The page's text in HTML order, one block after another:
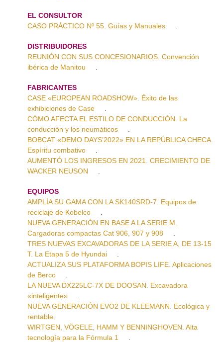
EL CONSULTOR
CASO PRÁCTICO Nº 55. Guías y Manuales
DISTRIBUIDORES
REUNIÓN CON SUS CONCESIONARIOS. Convención
ibérica de Manitou
FABRICANTES
CASE «EUROPEAN ROADSHOW». Éxito de las
exhibiciones de Case
CÓMO AFECTA EL ESTILO DE CONDUCCIÓN. La
conducción y los neumáticos
BOBCAT «DEMO DAYS’2022» EN LA REPÚBLICA CHECA.
Espíritu combativo
AUMENTÓ LOS INGRESOS EN 2021. CRECIMIENTO DE
WACKER NEUSON
EQUIPOS
AMPLÍA SU GAMA CON LA SK140SRD-7. Equipos de
reciclaje de Kobelco
NUEVA GENERACIÓN EN BASE A LA SERIE M.
Cargadoras compactas Cat 906, 907 y 908
TRES NUEVAS EXCAVADORAS DE LA SERIE A, DE 13-15
T. La Etapa 5 de Hyundai
ACTUALIZA SUS PLATAFORMA BOPIS LIFE. Aplicaciones
de Berco
LA NUEVA DX225LC-7X DE DOOSAN. Excavadora
«inteligente»
NUEVA GENERACIÓN EVO2 DE KLEEMANN. Ecológica y
rentable.
WIRTGEN, VÖGELE, HAMM Y BENNINGHOVEN. Alta
tecnología para la Fórmula 1